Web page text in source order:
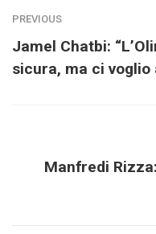
PREVIOUS
Jamel Chatbi:
sicura, ma ci voglio
Manfredi